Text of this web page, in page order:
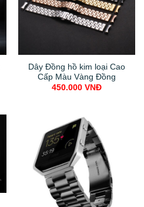
Dây Đồng hồ kim loại Cao
Cấp Màu Vàng Đồng
450.000 VNĐ